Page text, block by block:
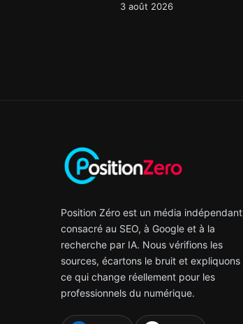
3 août 2026
Position Zéro est un média indépendant
consacré au SEO, à Google et à la
recherche par IA. Nous vérifions les
sources, écartons le bruit et expliquons
ce qui change réellement pour les
professionnels du numérique.